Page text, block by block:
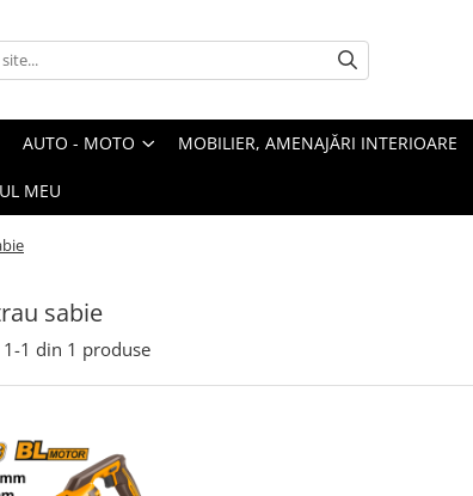
AUTO - MOTO MOBILIER, AMENAJĂRI INTERIOARE
MEU
sabie
1-1 din 1 produse